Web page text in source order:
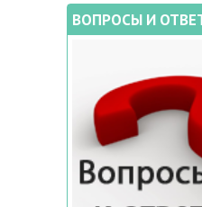
ВОПРОСЫ И